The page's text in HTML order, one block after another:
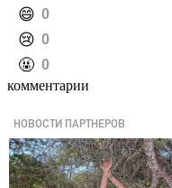
️😄 0
️😢 0
️🤬 0
комментарии